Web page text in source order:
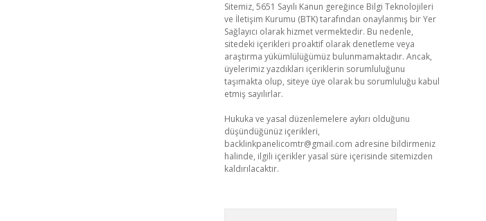
Sitemiz, 5651 Sayılı Kanun gereğince Bilgi Teknolojileri
ve İletişim Kurumu (BTK) tarafından onaylanmış bir Yer
Sağlayıcı olarak hizmet vermektedir. Bu nedenle,
sitedeki içerikleri proaktif olarak denetleme veya
araştırma yükümlülüğümüz bulunmamaktadır. Ancak,
üyelerimiz yazdıkları içeriklerin sorumluluğunu
taşımakta olup, siteye üye olarak bu sorumluluğu kabul
etmiş sayılırlar.
Hukuka ve yasal düzenlemelere aykırı olduğunu
düşündüğünüz içerikleri,
backlinkpanelicomtr@gmail.com adresine bildirmeniz
halinde, ilgili içerikler yasal süre içerisinde sitemizden
kaldırılacaktır.